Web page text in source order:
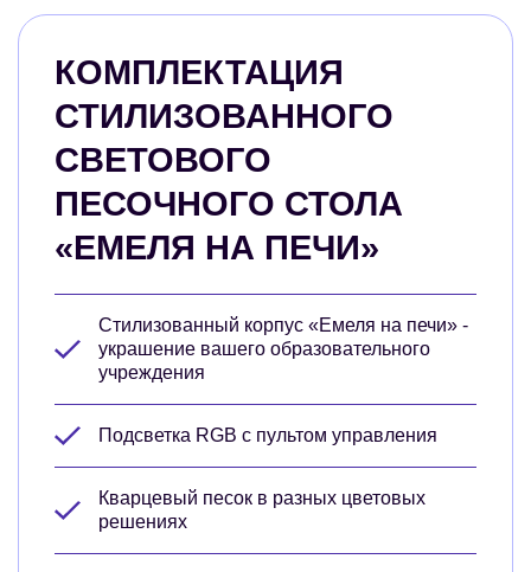
КОМПЛЕКТАЦИЯ
СТИЛИЗОВАННОГО
СВЕТОВОГО
ПЕСОЧНОГО СТОЛА
«ЕМЕЛЯ НА ПЕЧИ»
Стилизованный корпус «Емеля на печи» -
украшение вашего образовательного
учреждения
Подсветка RGB с пультом управления
Кварцевый песок в разных цветовых
решениях